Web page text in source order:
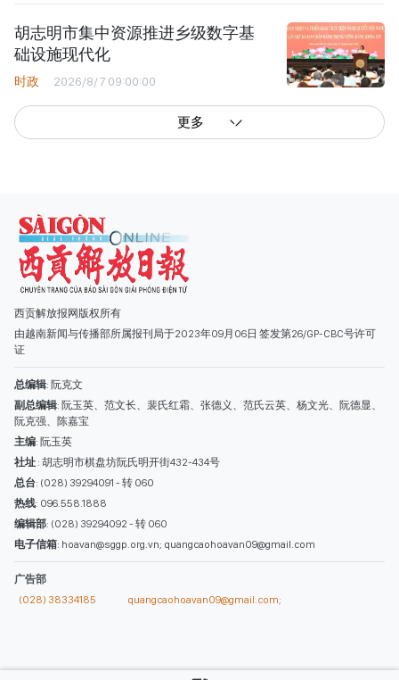
胡志明市集中资源推进乡级数字基
础设施现代化
时政 2026/8/7 09:00:00
更多
西贡解放报网版权所有
由越南新闻与传播部所属报刊局于2023年09月06日 签发第26/GP-CBC号许可
证
总编辑
副总编辑: 阮玉英、范文长、裴氏红霜、张德义、范氏云英、杨文光、阮德显、
总台: (028) 39294091 - 转 060